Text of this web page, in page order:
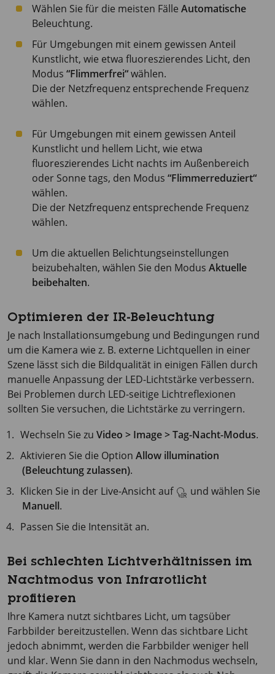
Wählen Sie für die meisten Fälle Automatische
Beleuchtung.
Für Umgebungen mit einem gewissen Anteil
Kunstlicht, wie etwa fluoreszierendes Licht, den
Modus “Flimmerfrei“wählen.
Die der Netzfrequenz entsprechende Frequenz
wählen.
Für Umgebungen mit einem gewissen Anteil
Kunstlicht und hellem Licht, wie etwa
fluoreszierendes Licht nachts im Außenbereich
oder Sonne tags, den Modus “Flimmerreduziert“
wählen.
Die der Netzfrequenz entsprechende Frequenz
wählen.
Um die aktuellen Belichtungseinstellungen
beizubehalten, wählen Sie den Modus Aktuelle
beibehalten.
Optimieren der IR-Beleuchtung
Je nach Installationsumgebung und Bedingungen rund
um die Kamera wie z. B. externe Lichtquellen in einer
Szene lässt sich die Bildqualität in einigen Fällen durch
manuelle Anpassung der LED-Lichtstärke verbessern.
Bei Problemen durch LED-seitige Lichtreflexionen
sollten Sie versuchen, die Lichtstärke zu verringern.
Wechseln Sie zuVideo > Image > Tag-Nacht-Modus.
Aktivieren Sie die OptionAllow illumination
(Beleuchtung zulassen).
Klicken Sie in der Live-Ansicht auf
und wählen Sie
Manuell.
Passen Sie die Intensität an.
Bei schlechten Lichtverhältnissen im
Nachtmodus von Infrarotlicht
profitieren
Ihre Kamera nutzt sichtbares Licht, um tagsüber
Farbbilder bereitzustellen. Wenn das sichtbare Licht
jedoch abnimmt, werden die Farbbilder weniger hell
und klar. Wenn Sie dann in den Nachmodus wechseln,